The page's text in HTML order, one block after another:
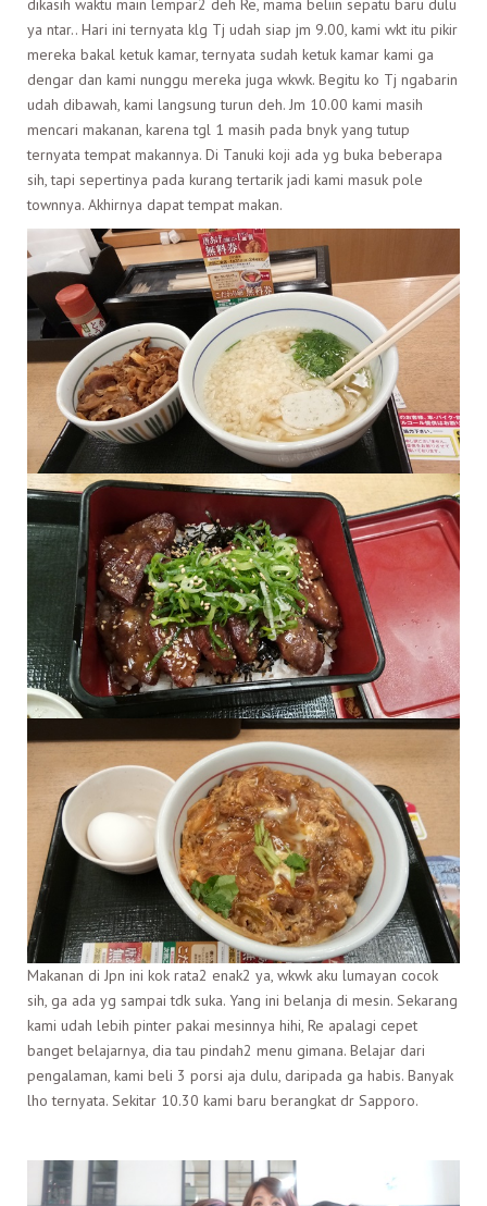
dikasih waktu main lempar2 deh Re, mama beliin sepatu baru dulu
ya ntar.. Hari ini ternyata klg Tj udah siap jm 9.00, kami wkt itu pikir
mereka bakal ketuk kamar, ternyata sudah ketuk kamar kami ga
dengar dan kami nunggu mereka juga wkwk. Begitu ko Tj ngabarin
udah dibawah, kami langsung turun deh. Jm 10.00 kami masih
mencari makanan, karena tgl 1 masih pada bnyk yang tutup
ternyata tempat makannya. Di Tanuki koji ada yg buka beberapa
sih, tapi sepertinya pada kurang tertarik jadi kami masuk pole
townnya. Akhirnya dapat tempat makan.
Makanan di Jpn ini kok rata2 enak2 ya, wkwk aku lumayan cocok
sih, ga ada yg sampai tdk suka. Yang ini belanja di mesin. Sekarang
kami udah lebih pinter pakai mesinnya hihi, Re apalagi cepet
banget belajarnya, dia tau pindah2 menu gimana. Belajar dari
pengalaman, kami beli 3 porsi aja dulu, daripada ga habis. Banyak
lho ternyata. Sekitar 10.30 kami baru berangkat dr Sapporo.